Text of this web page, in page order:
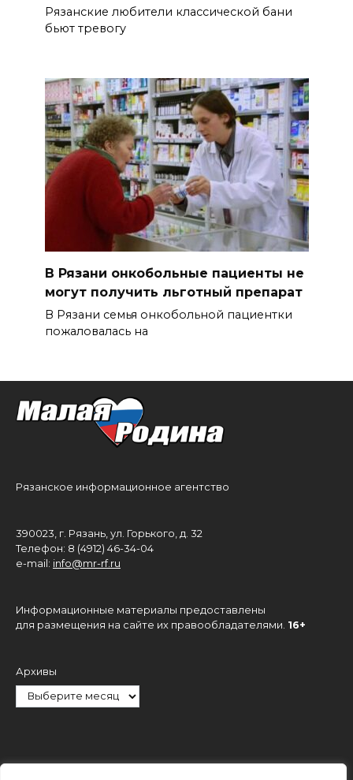
Рязанские любители классической бани
бьют тревогу
В Рязани онкобольные пациенты не
могут получить льготный препарат
В Рязани семья онкобольной пациентки
пожаловалась на
Рязанское информационное агентство
390023, г. Рязань, ул. Горького, д. 32
Телефон: 8 (4912) 46-34-04
e-mail: info@mr-rf.ru
Информационные материалы предоставлены
для размещения на сайте их правообладателями. 16+
Архивы